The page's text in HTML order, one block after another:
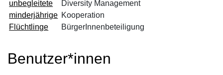
unbegleitete
minderjährige
Flüchtlinge
Diversity Management
Kooperation
BürgerInnenbeteiligung
Benutzer*innen